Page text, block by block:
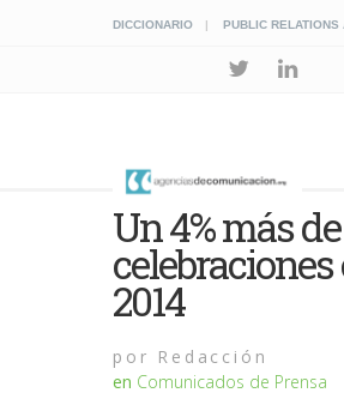
DICCIONARIO PUBLIC RELATIONS
Un 4% más de
celebraciones
2014
por Redacción
en Comunicados de Prensa